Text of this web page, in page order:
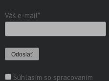
Váš e-mail*
Súhlasím so spracovaním